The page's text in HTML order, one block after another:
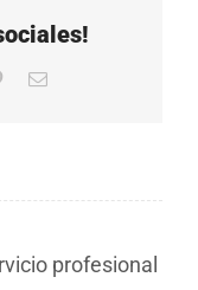
PinterestCorreo
profesional